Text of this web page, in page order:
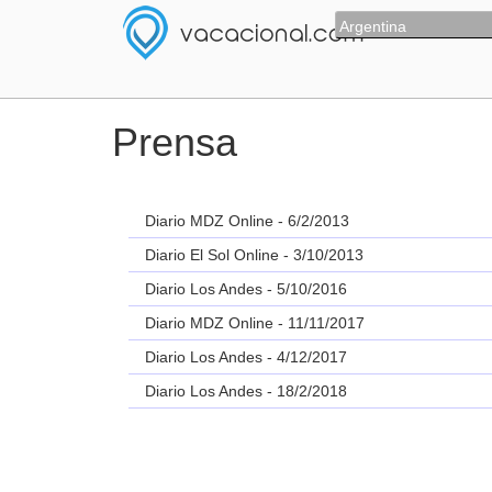
Argentina
Prensa
Diario MDZ Online - 6/2/2013
Diario El Sol Online - 3/10/2013
Diario Los Andes - 5/10/2016
Diario MDZ Online - 11/11/2017
Diario Los Andes - 4/12/2017
Diario Los Andes - 18/2/2018